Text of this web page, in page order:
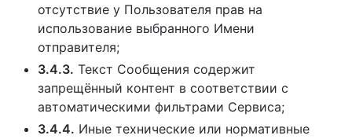
отсутствие у Пользователя прав на
использование выбранного Имени
отправителя;
3.4.3. Текст Сообщения содержит
запрещённый контент в соответствии с
автоматическими фильтрами Сервиса;
3.4.4. Иные технические или нормативные